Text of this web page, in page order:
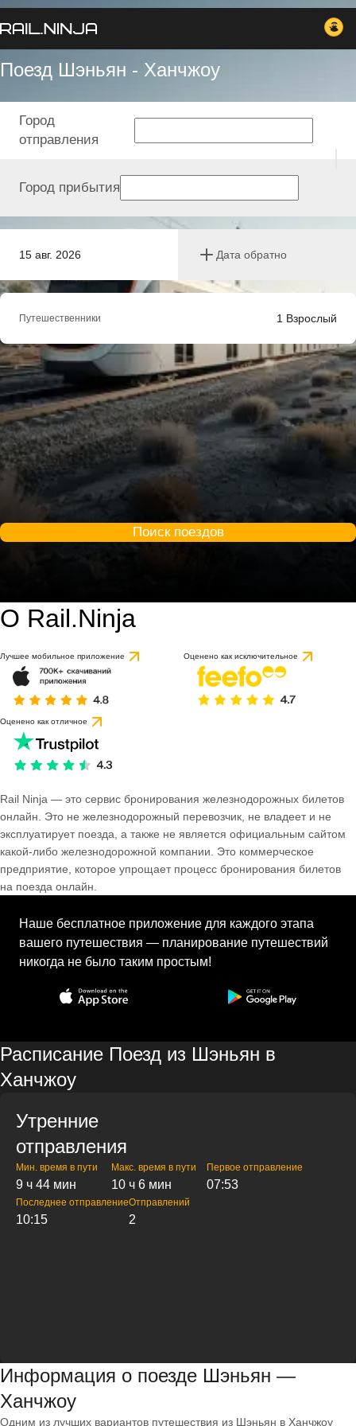
Поезд Шэньян - Ханчжоу
15 авг. 2026 Дата обратно
Город
отправления
Город прибытия
Путешественники 1 Взрослый
Поиск поездов
О Rail.Ninja
Лучшее мобильное приложение Оценено как исключительное
Оценено как отличное
Rail Ninja — это сервис бронирования железнодорожных билетов
онлайн. Это не железнодорожный перевозчик, не владеет и не
эксплуатирует поезда, а также не является официальным сайтом
какой-либо железнодорожной компании. Это коммерческое
предприятие, которое упрощает процесс бронирования билетов
на поезда онлайн.
Наше бесплатное приложение для каждого этапа
вашего путешествия — планирование путешествий
никогда не было таким простым!
Расписание Поезд из Шэньян в
Ханчжоу
Утренние
отправления
Мин. время в пути
9 ч 44 мин
Макс. время в пути
10 ч 6 мин
Первое отправление
07:53
Последнее отправление
10:15
Отправлений
2
Информация о поезде Шэньян —
Ханчжоу
Одним из лучших вариантов путешествия из Шэньян в Ханчжоу